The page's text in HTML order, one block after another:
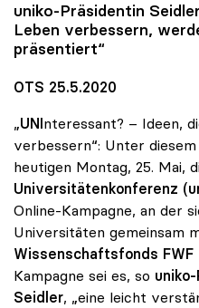
uniko-Präsidentin
Leben verbessern,
präsentiert“
OTS 25.5.2020
„UNInteressant? – Ideen,
verbessern“: Unter
heutigen Montag, 25. Mai,
Universitätenkonferenz
Online-Kampagne, an der
Universitäten gemeinsam
Wissenschaftsfonds FWF
Kampagne sei es, so
Seidler, „eine leicht